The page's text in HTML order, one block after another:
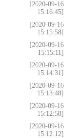
[2020-09-16
15:16:45]
[2020-09-16
15:15:58]
[2020-09-16
15:15:11]
[2020-09-16
15:14:31]
[2020-09-16
15:13:48]
[2020-09-16
15:12:58]
[2020-09-16
15:12:12]